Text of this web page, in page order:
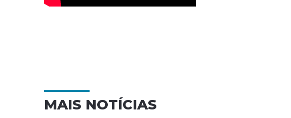
MAIS NOTÍCIAS